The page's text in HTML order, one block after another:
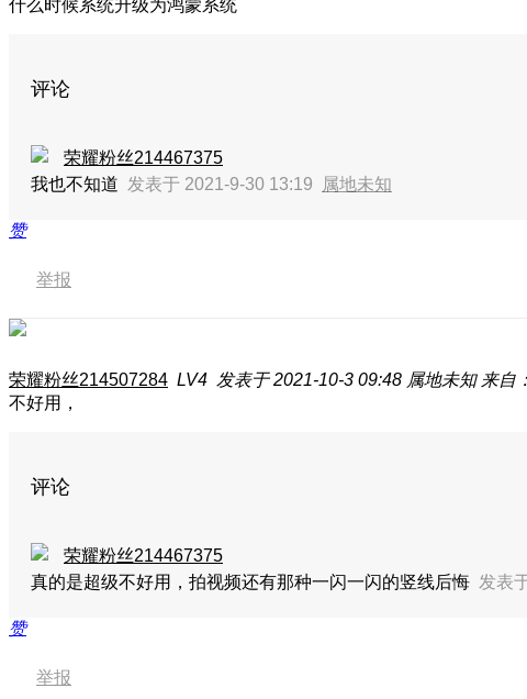
什么时候系统升级为鸿蒙系统
评论
荣耀粉丝214467375
我也不知道 发表于 2021-9-30 13:19 属地未知
赞
举报
荣耀粉丝214507284 LV4 发表于 2021-10-3 09:48 属地未知 来自
不好用，
评论
荣耀粉丝214467375
真的是超级不好用，拍视频还有那种一闪一闪的竖线后悔 发表
赞
举报